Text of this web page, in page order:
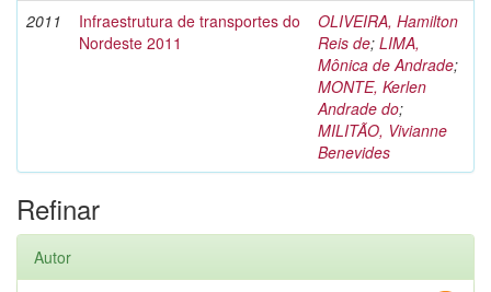
2011
Infraestrutura de transportes do
Nordeste 2011
OLIVEIRA, Hamilton
Reis de; LIMA,
Mônica de Andrade;
MONTE, Kerlen
Andrade do;
MILITÃO, Vivianne
Benevides
Refinar
Autor